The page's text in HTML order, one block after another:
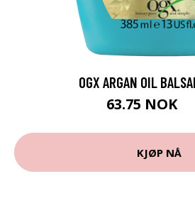
OGX ARGAN OIL
63.75 NOK
KJØP NÅ